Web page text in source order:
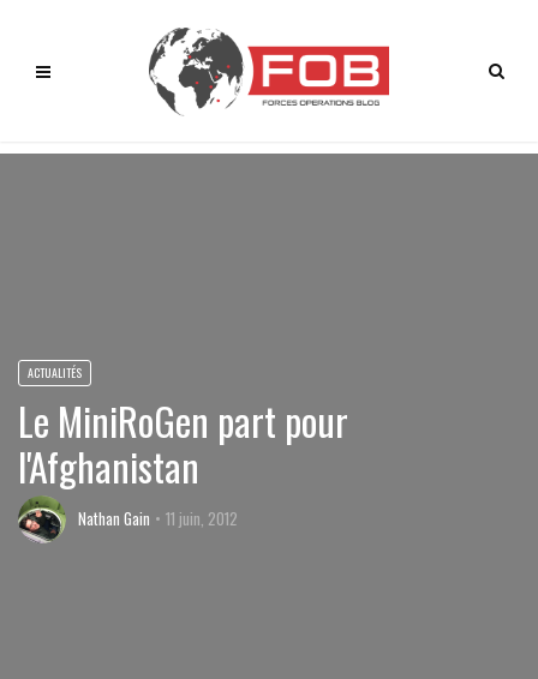
ACTUALITÉS
Le MiniRoGen part pour
l'Afghanistan
Nathan Gain 11 juin, 2012